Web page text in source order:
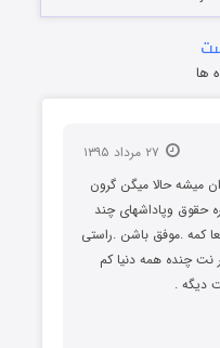
ها
میشه حالا میگن گرون
حقوق وپاداشهای چند
کمه .موفق باشن .راستی
نت چنده همه دنیا کم
دیگه .